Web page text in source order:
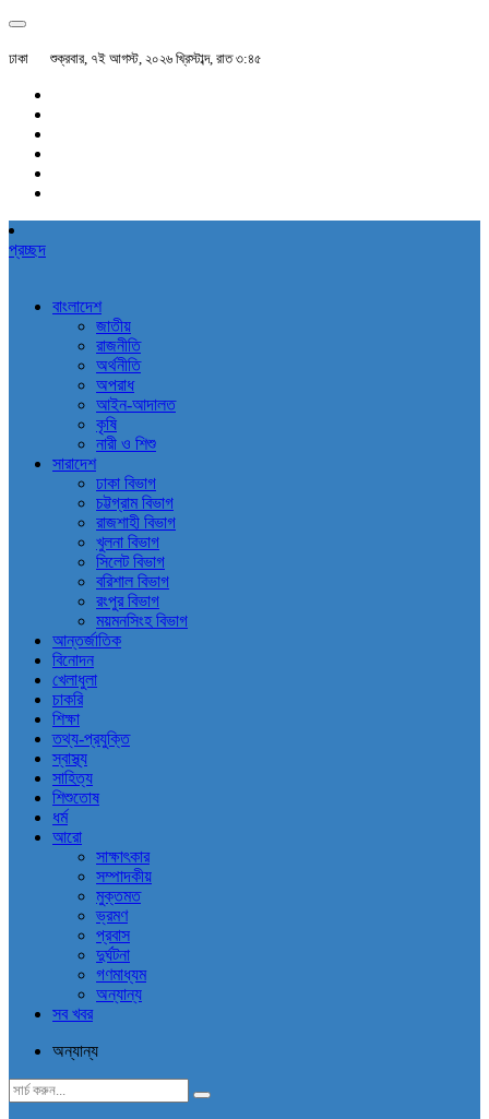
ঢাকা শুক্রবার, ৭ই আগস্ট, ২০২৬ খ্রিস্টাব্দ, রাত ৩:৪৫
প্রচ্ছদ
বাংলাদেশ
জাতীয়
রাজনীতি
অর্থনীতি
অপরাধ
আইন-আদালত
কৃষি
নারী ও শিশু
সারাদেশ
ঢাকা বিভাগ
চট্টগ্রাম বিভাগ
রাজশাহী বিভাগ
খুলনা বিভাগ
সিলেট বিভাগ
বরিশাল বিভাগ
রংপুর বিভাগ
ময়মনসিংহ বিভাগ
আন্তর্জাতিক
বিনোদন
খেলাধুলা
চাকরি
শিক্ষা
তথ্য-প্রযুক্তি
স্বাস্থ্য
সাহিত্য
শিশুতোষ
ধর্ম
আরো
সাক্ষাৎকার
সম্পাদকীয়
মুক্তমত
ভ্রমণ
প্রবাস
দুর্ঘটনা
গণমাধ্যম
অন্যান্য
সব খবর
অন্যান্য